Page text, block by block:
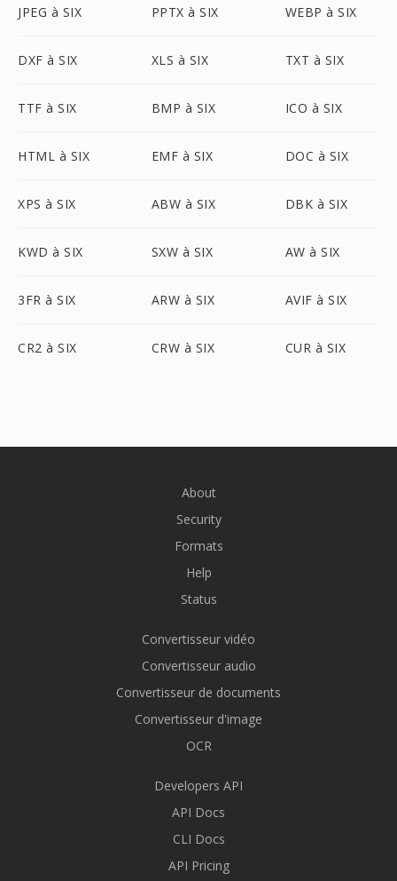
JPEG à SIX PPTX à SIX WEBP à SIX
DXF à SIX XLS à SIX TXT à SIX
TTF à SIX BMP à SIX ICO à SIX
HTML à SIX EMF à SIX DOC à SIX
XPS à SIX ABW à SIX DBK à SIX
KWD à SIX SXW à SIX AW à SIX
3FR à SIX ARW à SIX AVIF à SIX
CR2 à SIX CRW à SIX CUR à SIX
About
Security
Formats
Help
Status
Convertisseur vidéo
Convertisseur audio
Convertisseur de documents
Convertisseur d'image
OCR
Developers API
API Docs
CLI Docs
API Pricing